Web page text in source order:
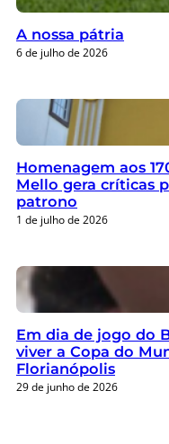
A nossa pátria
6 de julho de 2026
Homenagem aos
Mello gera críticas
patrono
1 de julho de 2026
Em dia de jogo do
viver a Copa do
Florianópolis
29 de junho de 2026